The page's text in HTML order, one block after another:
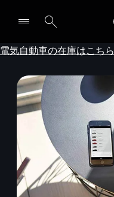
電気自動車の在庫はこちら